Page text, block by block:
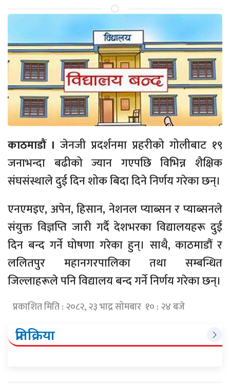
काठमाडौं । जेनजी प्रदर्शनमा प्रहरीको गोलीबाट १९
जनाभन्दा बढीको ज्यान गएपछि विभिन्न शैक्षिक
संघसंस्थाले दुई दिन शोक बिदा दिने निर्णय गरेका छन्।
एनएमइए, अपेन, हिसान, नेशनल प्याब्सन र प्याब्सनले
संयुक्त विज्ञप्ति जारी गर्दै देशभरका विद्यालयहरू दुई
दिन बन्द गर्ने घोषणा गरेका हुन्। साथै, काठमाडौं र
ललितपुर महानगरपालिका तथा सम्बन्धित
जिल्लाहरूले पनि विद्यालय बन्द गर्ने निर्णय गरेका छन्।
प्रकाशित मिति : २०८२, २३ भाद्र सोमबार १० : २४ बजे
प्रतिक्रिया